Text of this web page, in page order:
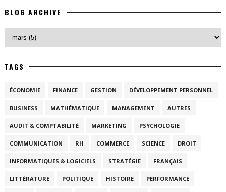
BLOG ARCHIVE
TAGS
ÉCONOMIE FINANCE GESTION DÉVELOPPEMENT PERSONNEL
BUSINESS MATHÉMATIQUE MANAGEMENT AUTRES
AUDIT & COMPTABILITÉ MARKETING PSYCHOLOGIE
COMMUNICATION RH COMMERCE SCIENCE DROIT
INFORMATIQUES & LOGICIELS STRATÉGIE FRANÇAIS
LITTÉRATURE POLITIQUE HISTOIRE PERFORMANCE